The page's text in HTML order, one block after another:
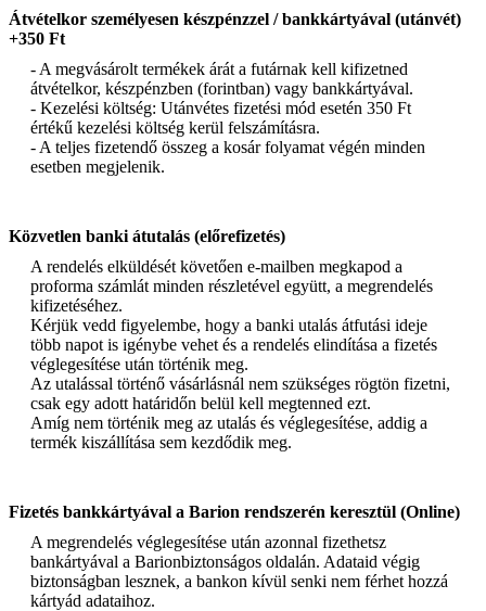
Átvételkor személyesen készpénzzel / bankkártyával (utánvét)
+350 Ft
- A megvásárolt termékek árát a futárnak kell kifizetned
átvételkor, készpénzben (forintban) vagy bankkártyával.
- Kezelési költség: Utánvétes fizetési mód esetén 350 Ft
értékű kezelési költség kerül felszámításra.
- A teljes fizetendő összeg a kosár folyamat végén minden
esetben megjelenik.
Közvetlen banki átutalás (előrefizetés)
A rendelés elküldését követően e-mailben megkapod a
proforma számlát minden részletével együtt, a megrendelés
kifizetéséhez.
Kérjük vedd figyelembe, hogy a banki utalás átfutási ideje
több napot is igénybe vehet és a rendelés elindítása a fizetés
véglegesítése után történik meg.
Az utalással történő vásárlásnál nem szükséges rögtön fizetni,
csak egy adott határidőn belül kell megtenned ezt.
Amíg nem történik meg az utalás és véglegesítése, addig a
termék kiszállítása sem kezdődik meg.
Fizetés bankkártyával a Barion rendszerén keresztül (Online)
A megrendelés véglegesítése után azonnal fizethetsz
bankártyával a Barionbiztonságos oldalán. Adataid végig
biztonságban lesznek, a bankon kívül senki nem férhet hozzá
kártyád adataihoz.